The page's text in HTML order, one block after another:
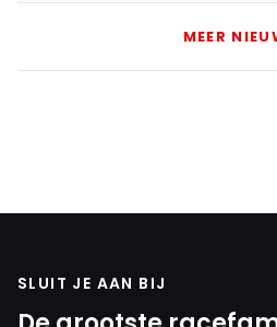
MEER
SLUIT JE AAN BIJ